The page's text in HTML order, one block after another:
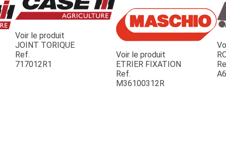
JOUET
ESPACES VERTS
Voir le produit
JOINT TORIQUE
Ref.
717012R1
Voir le produit
ETRIER FIXATION
Ref.
M36100312R